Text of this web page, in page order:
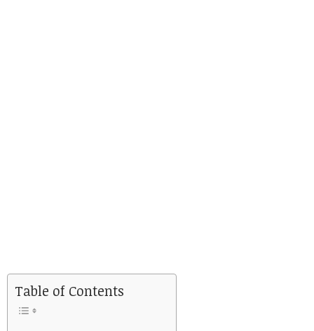
Table of Contents